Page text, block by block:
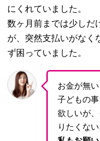
にくれていました。
数ヶ月前までは少しだ
が、突然支払いがなく
ず困っていました。
お金が無
子どもの
欲しいが
りたくない